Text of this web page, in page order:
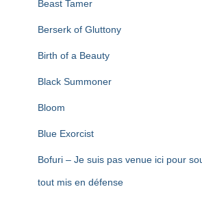
Beast Tamer
Berserk of Gluttony
Birth of a Beauty
Black Summoner
Bloom
Blue Exorcist
Bofuri – Je suis pas venue ici pour
tout mis en défense